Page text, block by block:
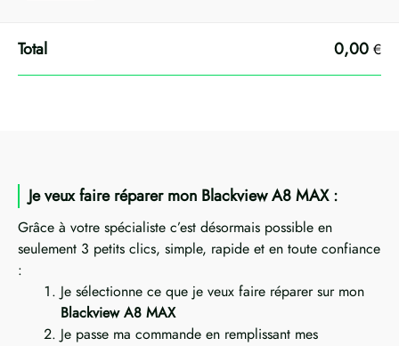
0,00 €
Je veux faire réparer mon Blackview A8 MAX :
Grâce à votre spécialiste c’est désormais possible en
seulement 3 petits clics, simple, rapide et en toute confiance
:
Je sélectionne ce que je veux faire réparer sur mon
Blackview A8 MAX
Je passe ma commande en remplissant mes